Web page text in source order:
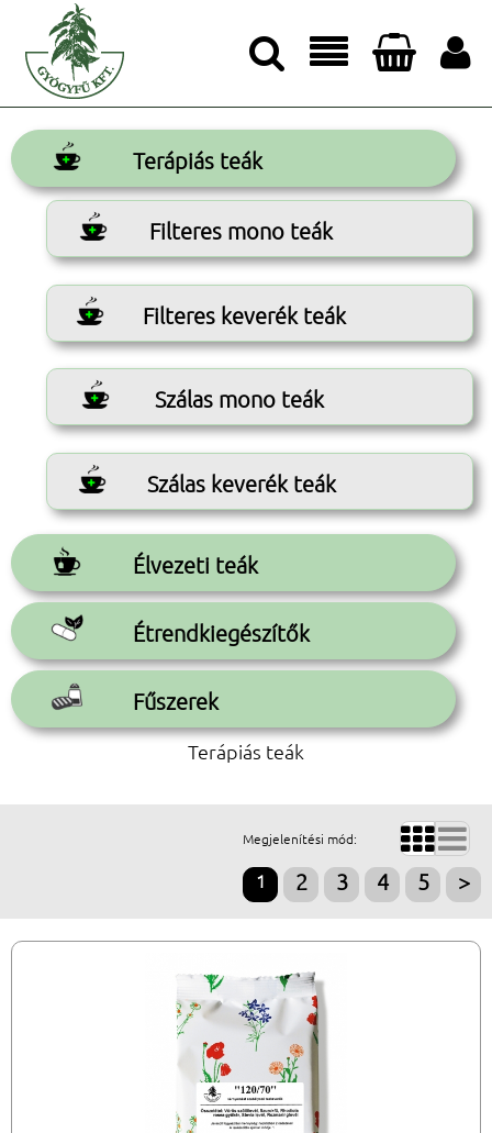




Terápiás teák
Filteres mono teák
Filteres keverék teák
Szálas mono teák
Szálas keverék teák
Élvezeti teák
Étrendkiegészítők
Fűszerek
Terápiás teák
Megjelenítési mód: 
1 2 3 4 5 >